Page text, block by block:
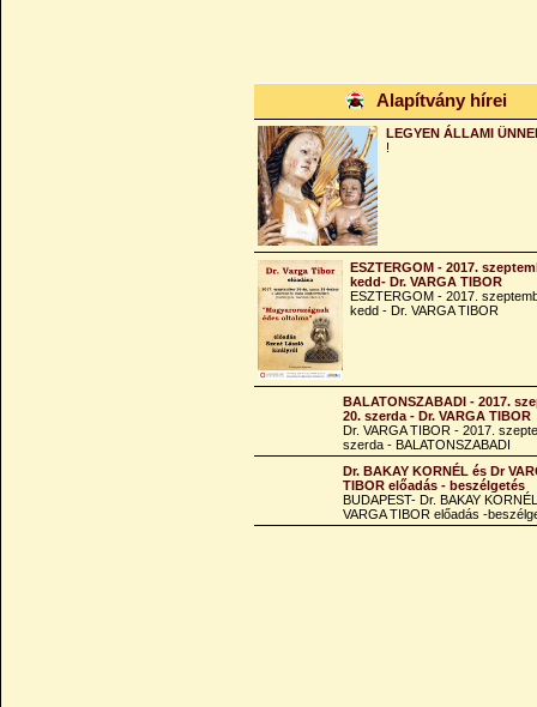
Alapítvány hírei
LEGYEN ÁLLAMI
!
ESZTERGOM - 2017.
kedd- Dr. VARGA TIBOR
ESZTERGOM - 2017.
kedd - Dr. VARGA TIBOR
BALATONSZABADI - 2017.
20. szerda - Dr. VARGA TIBOR
Dr. VARGA TIBOR - 2017.
szerda - BALATONSZABADI
Dr. BAKAY KORNÉL és Dr
TIBOR előadás - beszélgetés
BUDAPEST- Dr. BAKAY
VARGA TIBOR előadás -